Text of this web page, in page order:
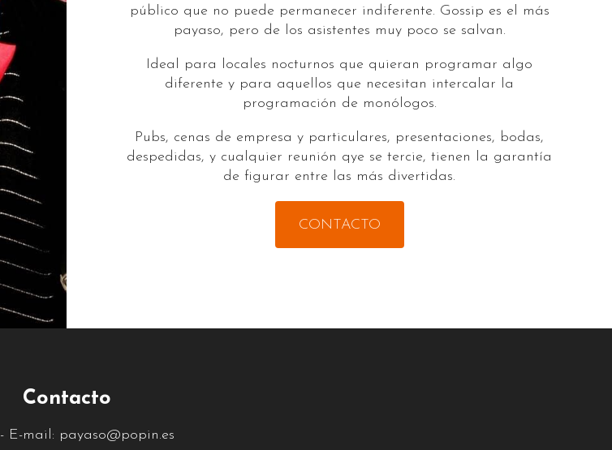
público que no puede permanecer indiferente. Gossip es el más
payaso, pero de los asistentes muy poco se salvan.
Ideal para locales nocturnos que quieran programar algo
diferente y para aquellos que necesitan intercalar la
programación de monólogos.
Pubs, cenas de empresa y particulares, presentaciones, bodas,
despedidas, y cualquier reunión qye se tercie, tienen la garantía
de figurar entre las más divertidas.
CONTACTO
Contacto
- E-mail: payaso@popin.es